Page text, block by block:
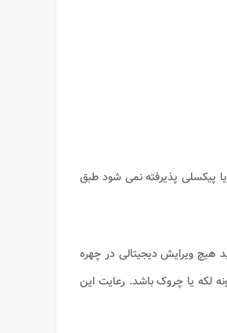
یا پیکسلی پذیرفته نمی شود طبق
هیچ ویرایش دیجیتالی در چهره
لکه یا چروک باشد. رعایت این